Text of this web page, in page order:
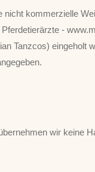
nicht kommerzielle
-
Tanzcos) eingeholt
wir keine